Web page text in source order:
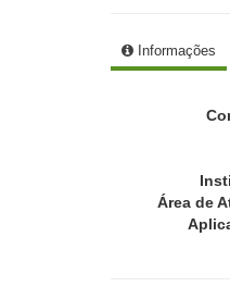
Informações
Área de